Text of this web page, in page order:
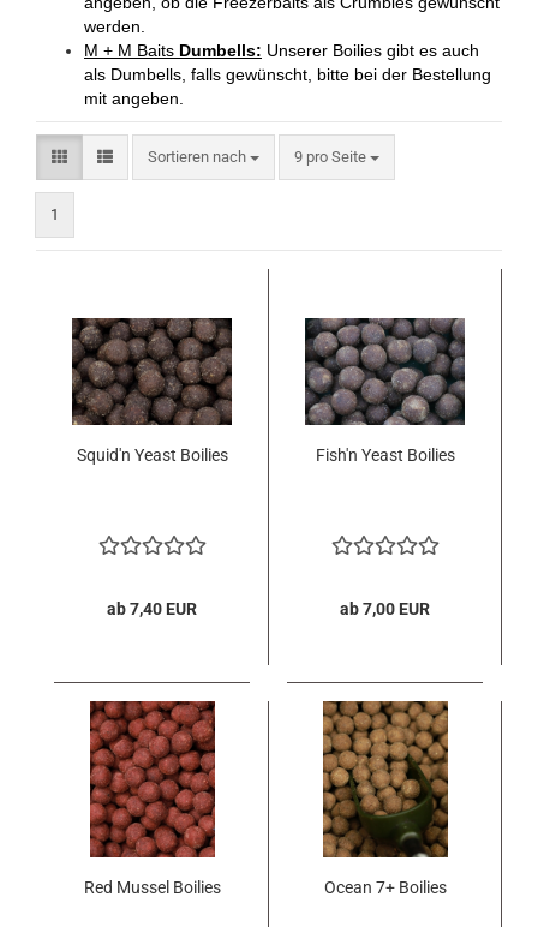
werden.
M + M Baits Dumbells: Unserer Boilies gibt es auch
als Dumbells, falls gewünscht, bitte bei der Bestellung
mit angeben.
Sortieren nach
Sortieren nach 9 pro Seite
pro Seite
1
Squid'n Yeast Boilies
ab 7,40 EUR
Fish'n Yeast Boilies
ab 7,00 EUR
Red Mussel Boilies Ocean 7+ Boilies